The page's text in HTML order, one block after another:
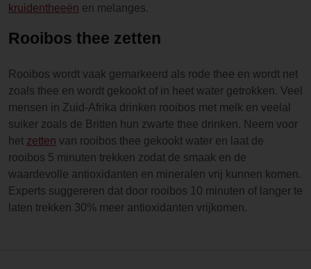
kruidentheeën en melanges.
Rooibos thee zetten
Rooibos wordt vaak gemarkeerd als rode thee en wordt net
zoals thee en wordt gekookt of in heet water getrokken. Veel
mensen in Zuid-Afrika drinken rooibos met melk en veelal
suiker zoals de Britten hun zwarte thee drinken. Neem voor
het zetten van rooibos thee gekookt water en laat de
rooibos 5 minuten trekken zodat de smaak en de
waardevolle antioxidanten en mineralen vrij kunnen komen.
Experts suggereren dat door rooibos 10 minuten of langer te
laten trekken 30% meer antioxidanten vrijkomen.